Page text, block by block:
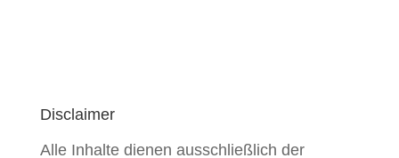
Disclaimer
Alle Inhalte dienen ausschließlich der